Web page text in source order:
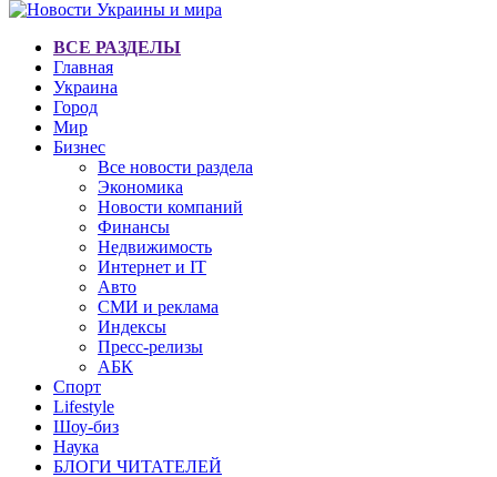
ВСЕ РАЗДЕЛЫ
Главная
Украина
Город
Мир
Бизнес
Все новости раздела
Экономика
Новости компаний
Финансы
Недвижимость
Интернет и IT
Авто
СМИ и реклама
Индексы
Пресс-релизы
АБК
Спорт
Lifestyle
Шоу-биз
Наука
БЛОГИ ЧИТАТЕЛЕЙ